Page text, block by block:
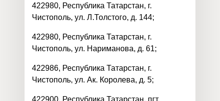
422980, Республика Татарстан, г.
Чистополь, ул. Л.Толстого, д. 144;
422980, Республика Татарстан, г.
Чистополь, ул. Нариманова, д. 61;
422986, Республика Татарстан, г.
Чистополь, ул. Ак. Королева, д. 5;
422900, Республика Татарстан, пгт.